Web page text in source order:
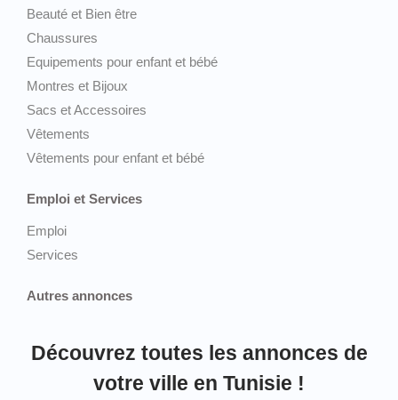
Beauté et Bien être
Chaussures
Equipements pour enfant et bébé
Montres et Bijoux
Sacs et Accessoires
Vêtements
Vêtements pour enfant et bébé
Emploi et Services
Emploi
Services
Autres annonces
Découvrez toutes les annonces de
votre ville en Tunisie !